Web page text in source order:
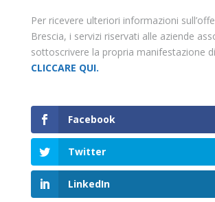
Per ricevere ulteriori informazioni
Brescia, i servizi riservati alle aziende
sottoscrivere la propria manifestazione
CLICCARE QUI.
Facebook
Twitter
LinkedIn